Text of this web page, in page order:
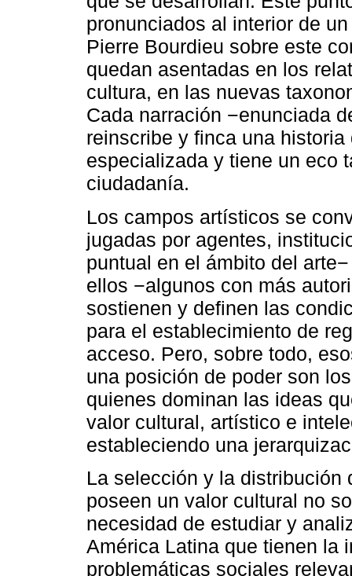
pronunciados al interior de
Pierre Bourdieu sobre este
quedan asentadas en los
cultura, en las nuevas
Cada narración −enunciada
reinscribe y finca una
especializada y tiene un eco
ciudadanía.
Los campos artísticos se
jugadas por agentes,
puntual en el ámbito del
ellos −algunos con más
sostienen y definen las
para el establecimiento de
acceso. Pero, sobre todo,
una posición de poder son
quienes dominan las ideas
valor cultural, artístico e
estableciendo una
La selección y la distribución
poseen un valor cultural no
necesidad de estudiar y
América Latina que tienen la
problemáticas sociales